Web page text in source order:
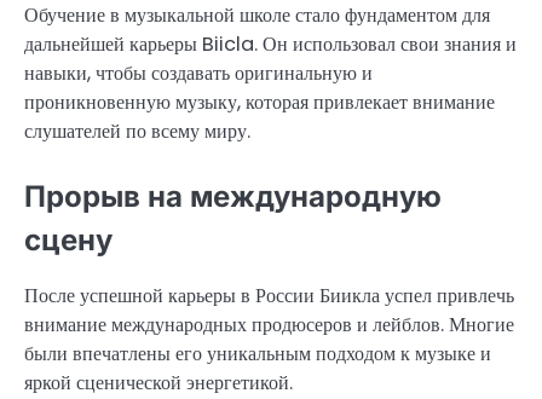
Обучение в музыкальной школе стало фундаментом для
дальнейшей карьеры Biicla. Он использовал свои знания и
навыки, чтобы создавать оригинальную и
проникновенную музыку, которая привлекает внимание
слушателей по всему миру.
Прорыв на международную
сцену
После успешной карьеры в России Биикла успел привлечь
внимание международных продюсеров и лейблов. Многие
были впечатлены его уникальным подходом к музыке и
яркой сценической энергетикой.